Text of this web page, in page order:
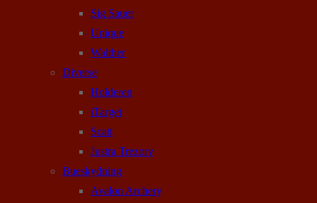
Sig Sauer
Unique
Walther
Diverse
Holderen
iTarget
Scatt
Justra Trezory
Bueskydning
Avalon Archery